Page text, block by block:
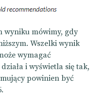
wyniku mówimy, gdy
Wszelki wynik
wymagać
i wyświetla się tak,
powinien być